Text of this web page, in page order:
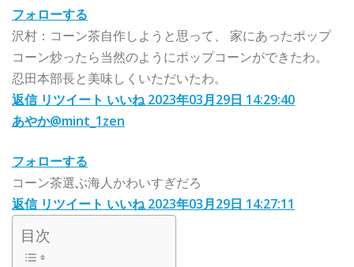
フォローする
沢村：コーン茶自作しようと思って、 家にあったポップ
コーン炒ったら当然のようにポップコーンができたわ。
忍田本部長と美味しくいただいたわ。
返信 リツイート いいね 2023年03月29日 14:29:40
あやか@mint_1zen
フォローする
コーン茶選ぶ海人かわいすぎだろ
返信 リツイート いいね 2023年03月29日 14:27:11
目次